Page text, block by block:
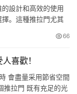
設計和高效的使用
。這種推拉門尤其
意的一些要點。
常開狀態下能提供
66
喜歡！
會盡量采用節省空間
推拉門 既有充足的光